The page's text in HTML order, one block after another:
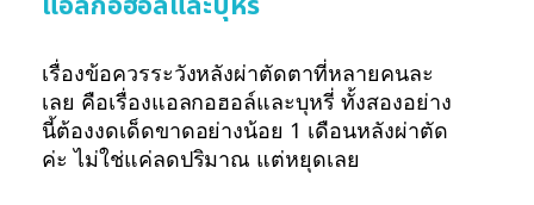
เรื่องข้อควรระวังหลังผ่าตัดตาที่หลายคนละ
เลย คือเรื่องแอลกอฮอล์และบุหรี่ ทั้งสองอย่าง
นี้ต้องงดเด็ดขาดอย่างน้อย 1 เดือนหลังผ่าตัด
ค่ะ ไม่ใช่แค่ลดปริมาณ แต่หยุดเลย